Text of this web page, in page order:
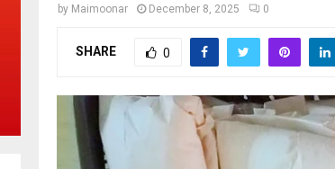
by Maimoonar December 8, 2025 0
SHARE 0